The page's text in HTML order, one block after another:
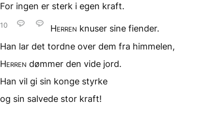
For ingen er sterk i egen kraft.
10 Herren knuser sine fiender.
Han lar det tordne over dem fra himmelen,
Herren dømmer den vide jord.
Han vil gi sin konge styrke
og sin salvede stor kraft!